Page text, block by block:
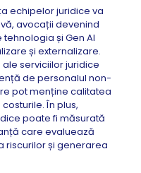
echipelor juridice va
avocații devenind
și Gen AI
și externalizare.
serviciilor juridice
de personalul non-
pot menține calitatea
În plus,
poate fi măsurată
care evaluează
riscurilor și generarea